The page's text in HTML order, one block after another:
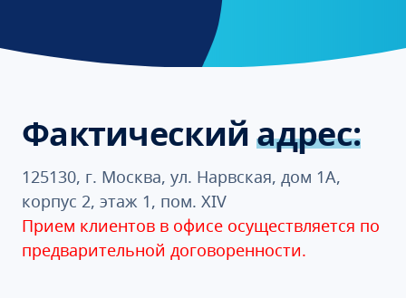
Фактическийадрес:
125130, г. Москва, ул. Нарвская, дом 1А,
корпус 2, этаж 1, пом. XIV
Прием клиентов в офисе осуществляется по
предварительной договоренности.